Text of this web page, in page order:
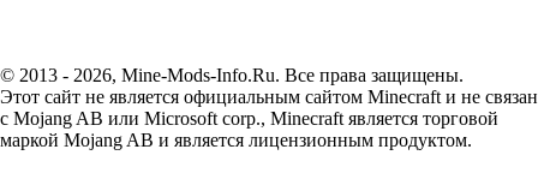
© 2013 - 2026, Mine-Mods-Info.Ru. Все права защищены.
Этот сайт не является официальным сайтом Minecraft и не связан
с Mojang AB или Microsoft corp., Minecraft является торговой
маркой Mojang AB и является лицензионным продуктом.